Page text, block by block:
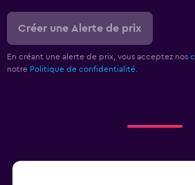
Créer une Alerte de prix
En créant une alerte de prix, vous acceptez nos
notre Politique de confidentialité.